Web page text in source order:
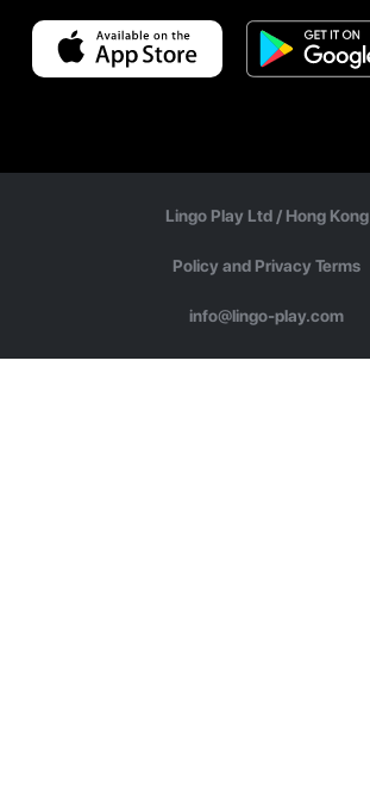
Lingo Play Ltd / Hong Kong
Policy and Privacy Terms
info@lingo-play.com